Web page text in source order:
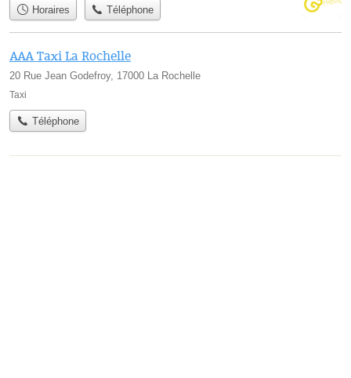
Horaires Téléphone
AAA Taxi La Rochelle
20 Rue Jean Godefroy, 17000 La Rochelle
Taxi
Téléphone